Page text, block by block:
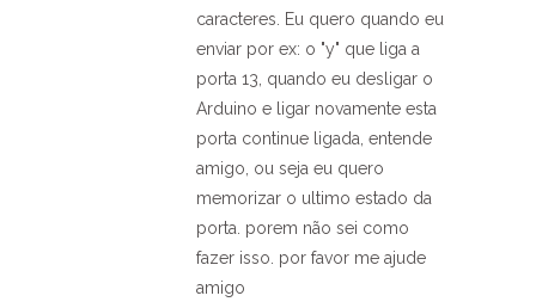
caracteres. Eu quero quando eu
enviar por ex: o "y" que liga a
porta 13, quando eu desligar o
Arduino e ligar novamente esta
porta continue ligada, entende
amigo, ou seja eu quero
memorizar o ultimo estado da
porta. porem não sei como
fazer isso. por favor me ajude
amigo